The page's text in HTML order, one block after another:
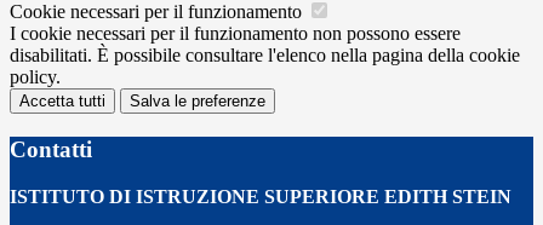
Cookie necessari per il funzionamento
I cookie necessari per il funzionamento non possono essere
disabilitati. È possibile consultare l'elenco nella pagina della cookie
policy.
Accetta tutti Salva le preferenze
Contatti
ISTITUTO DI ISTRUZIONE SUPERIORE EDITH STEIN